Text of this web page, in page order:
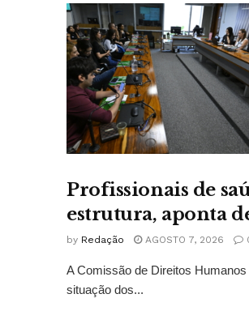
Profissionais de
estrutura, aponta
by Redação AGOSTO 7, 2026
A Comissão de Direitos
situação dos...